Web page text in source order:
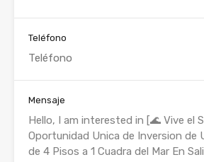
Teléfono
Mensaje